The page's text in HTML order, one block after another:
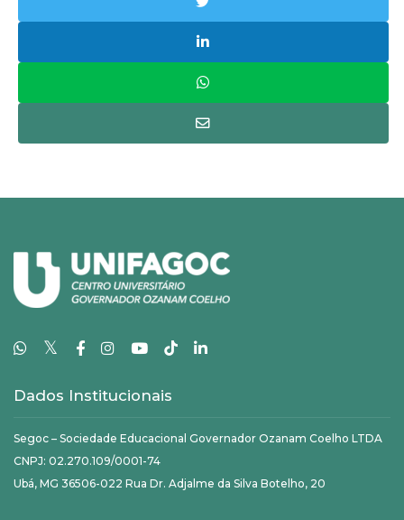
𝕏
Dados Institucionais
Segoc – Sociedade Educacional Governador Ozanam Coelho LTDA
CNPJ: 02.270.109/0001-74
Ubá, MG 36506-022 Rua Dr. Adjalme da Silva Botelho, 20